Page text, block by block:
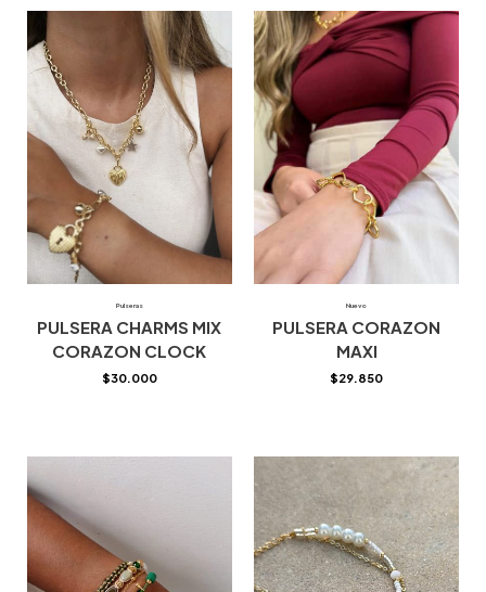
Pulseras
PULSERA CHARMS MIX
CORAZON CLOCK
$30.000
Nuevo
PULSERA CORAZON
MAXI
$29.850